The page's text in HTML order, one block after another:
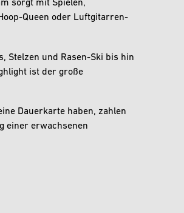
sorgt mit Spielen,
Queen oder Luftgitarren-
Stelzen und Rasen-Ski bis hin
ist der große
Dauerkarte haben, zahlen
einer erwachsenen